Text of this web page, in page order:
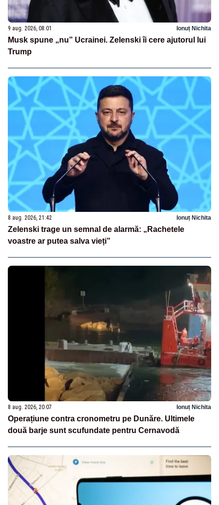
9 aug. 2026, 08:01 Ionuț Nichita
Musk spune „nu” Ucrainei. Zelenski îi cere ajutorul lui
Trump
8 aug. 2026, 21:42 Ionuț Nichita
Zelenski trage un semnal de alarmă: „Rachetele
voastre ar putea salva vieți”
8 aug. 2026, 20:07 Ionuț Nichita
Operațiune contra cronometru pe Dunăre. Ultimele
două barje sunt scufundate pentru Cernavodă